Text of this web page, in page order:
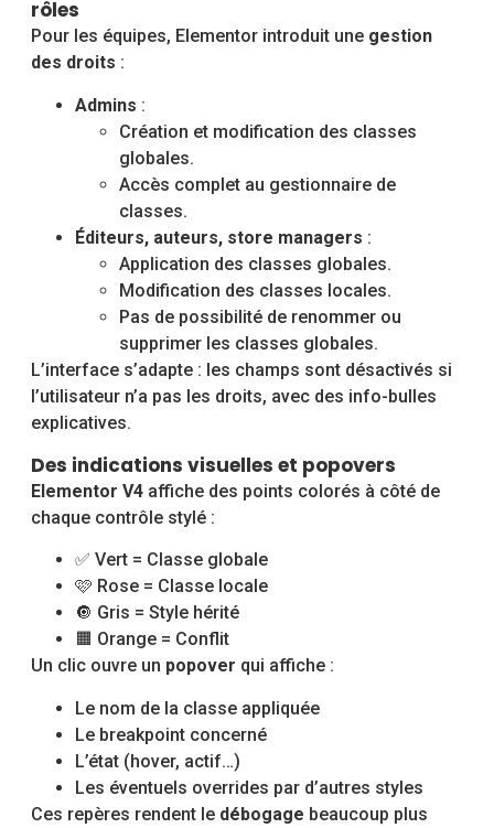
rôles
Pour les équipes, Elementor introduit une gestion
des droits :
Admins :
Création et modification des classes
globales.
Accès complet au gestionnaire de
classes.
Éditeurs, auteurs, store managers :
Application des classes globales.
Modification des classes locales.
Pas de possibilité de renommer ou
supprimer les classes globales.
L’interface s’adapte : les champs sont désactivés si
l’utilisateur n’a pas les droits, avec des info-bulles
explicatives.
Des indications visuelles et popovers
Elementor V4affiche des points colorés à côté de
chaque contrôle stylé :
✅ Vert = Classe globale
🩷 Rose = Classe locale
🔘 Gris = Style hérité
🟧 Orange = Conflit
Un clic ouvre un popover qui affiche :
Le nom de la classe appliquée
Le breakpoint concerné
L’état (hover, actif…)
Les éventuels overrides par d’autres styles
Ces repères rendent le débogage beaucoup plus